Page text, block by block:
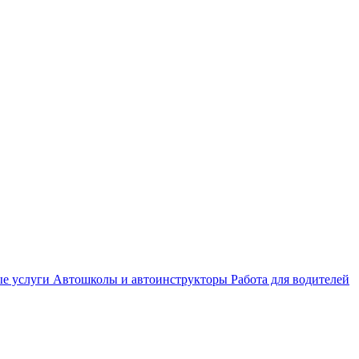
услуги Автошколы и автоинструкторы Работа для водителей